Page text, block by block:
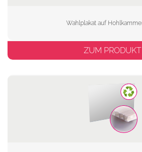
Wahlplakat auf
ZUM PRODUKT